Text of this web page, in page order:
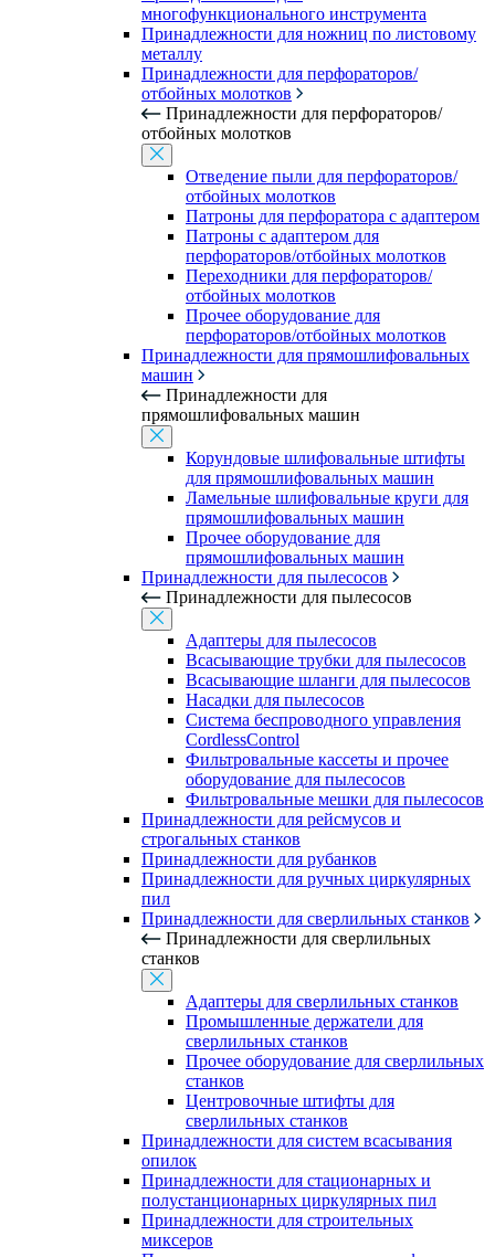
многофункционального инструмента
Принадлежности для ножниц по листовому
металлу
Принадлежности для перфораторов/
отбойных молотков
Принадлежности для перфораторов/
отбойных молотков
Отведение пыли для перфораторов/
отбойных молотков
Патроны для перфоратора с адаптером
Патроны с адаптером для
перфораторов/отбойных молотков
Переходники для перфораторов/
отбойных молотков
Прочее оборудование для
перфораторов/отбойных молотков
Принадлежности для прямошлифовальных
машин
Принадлежности для
прямошлифовальных машин
Корундовые шлифовальные штифты
для прямошлифовальных машин
Ламельные шлифовальные круги для
прямошлифовальных машин
Прочее оборудование для
прямошлифовальных машин
Принадлежности для пылесосов
Принадлежности для пылесосов
Адаптеры для пылесосов
Всасывающие трубки для пылесосов
Всасывающие шланги для пылесосов
Насадки для пылесосов
Система беспроводного управления
CordlessControl
Фильтровальные кассеты и прочее
оборудование для пылесосов
Фильтровальные мешки для пылесосов
Принадлежности для рейсмусов и
строгальных станков
Принадлежности для рубанков
Принадлежности для ручных циркулярных
пил
Принадлежности для сверлильных станков
Принадлежности для сверлильных
станков
Адаптеры для сверлильных станков
Промышленные держатели для
сверлильных станков
Прочее оборудование для сверлильных
станков
Центровочные штифты для
сверлильных станков
Принадлежности для систем всасывания
опилок
Принадлежности для стационарных и
полустанционарных циркулярных пил
Принадлежности для строительных
миксеров